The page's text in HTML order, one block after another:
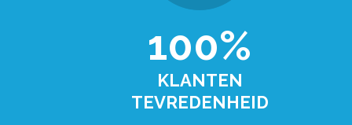
100%
KLANTEN
TEVREDENHEID